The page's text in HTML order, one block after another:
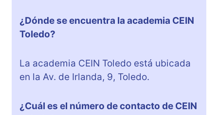
¿Dónde se encuentra la academia CEIN
Toledo?
La academia CEIN Toledo está ubicada
en la Av. de Irlanda, 9, Toledo.
¿Cuál es el número de contacto de CEIN